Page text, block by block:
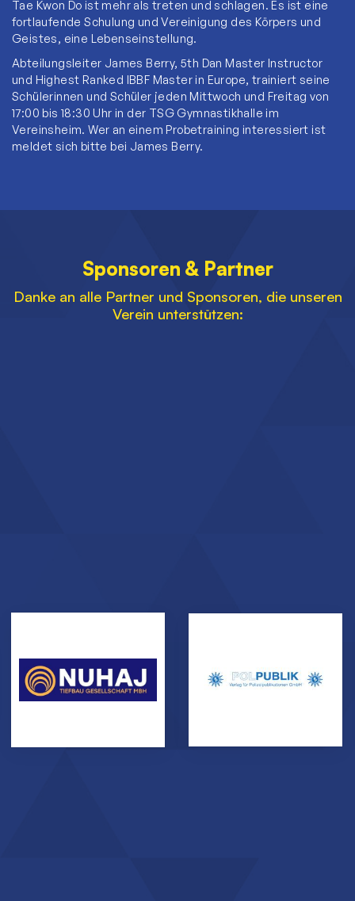
Tae Kwon Do ist mehr als treten und schlagen. Es ist eine
fortlaufende Schulung und Vereinigung des Körpers und
Geistes, eine Lebenseinstellung.
Abteilungsleiter James Berry, 5th Dan Master Instructor
und Highest Ranked IBBF Master in Europe, trainiert seine
Schülerinnen und Schüler jeden Mittwoch und Freitag von
17:00 bis 18:30 Uhr in der TSG Gymnastikhalle im
Vereinsheim. Wer an einem Probetraining interessiert ist
meldet sich bitte bei James Berry.
Sponsoren & Partner
Danke an alle Partner und Sponsoren, die unseren
Verein unterstützen: